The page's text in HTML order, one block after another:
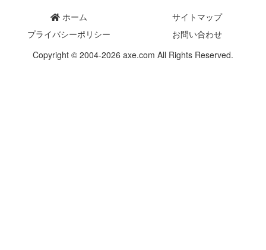
ホーム
サイトマップ
プライバシーポリシー
お問い合わせ
Copyright © 2004-2026 axe.com All Rights Reserved.